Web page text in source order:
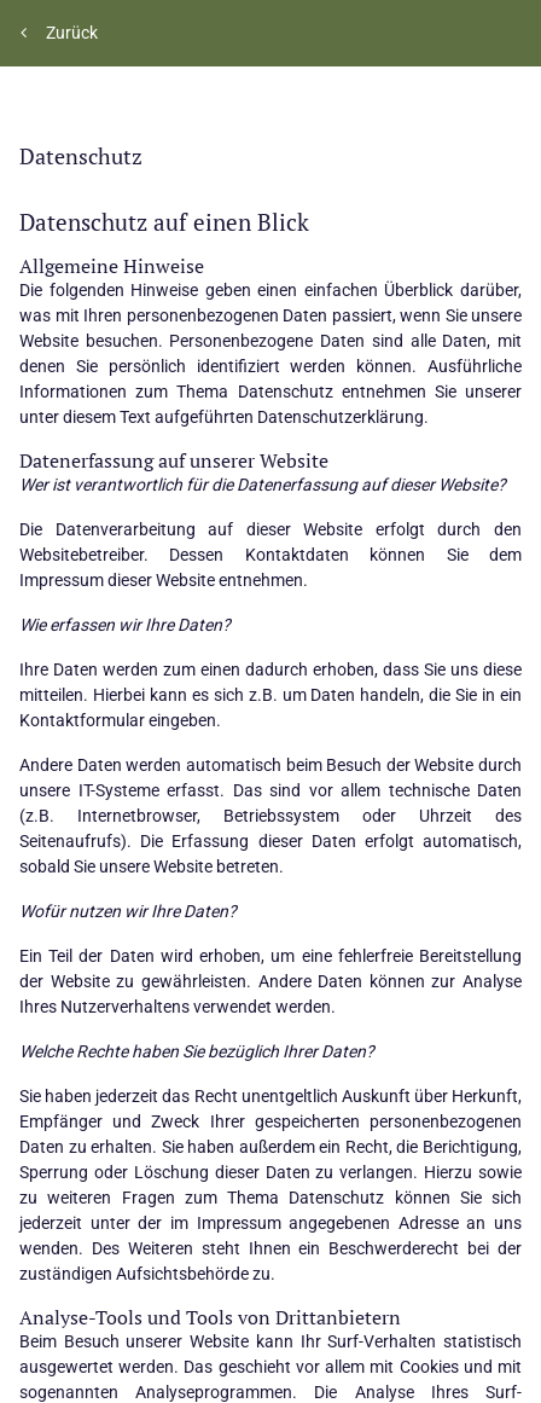
Zurück
Datenschutz
Datenschutz auf einen Blick
Allgemeine Hinweise
Die folgenden Hinweise geben einen einfachen Überblick darüber,
was mit Ihren personenbezogenen Daten passiert, wenn Sie unsere
Website besuchen. Personenbezogene Daten sind alle Daten, mit
denen Sie persönlich identifiziert werden können. Ausführliche
Informationen zum Thema Datenschutz entnehmen Sie unserer
unter diesem Text aufgeführten Datenschutzerklärung.
Datenerfassung auf unserer Website
Wer ist verantwortlich für die Datenerfassung auf dieser Website?
Die Datenverarbeitung auf dieser Website erfolgt durch den
Websitebetreiber. Dessen Kontaktdaten können Sie dem
Impressum dieser Website entnehmen.
Wie erfassen wir Ihre Daten?
Ihre Daten werden zum einen dadurch erhoben, dass Sie uns diese
mitteilen. Hierbei kann es sich z.B. um Daten handeln, die Sie in ein
Kontaktformular eingeben.
Andere Daten werden automatisch beim Besuch der Website durch
unsere IT-Systeme erfasst. Das sind vor allem technische Daten
(z.B. Internetbrowser, Betriebssystem oder Uhrzeit des
Seitenaufrufs). Die Erfassung dieser Daten erfolgt automatisch,
sobald Sie unsere Website betreten.
Wofür nutzen wir Ihre Daten?
Ein Teil der Daten wird erhoben, um eine fehlerfreie Bereitstellung
der Website zu gewährleisten. Andere Daten können zur Analyse
Ihres Nutzerverhaltens verwendet werden.
Welche Rechte haben Sie bezüglich Ihrer Daten?
Sie haben jederzeit das Recht unentgeltlich Auskunft über Herkunft,
Empfänger und Zweck Ihrer gespeicherten personenbezogenen
Daten zu erhalten. Sie haben außerdem ein Recht, die Berichtigung,
Sperrung oder Löschung dieser Daten zu verlangen. Hierzu sowie
zu weiteren Fragen zum Thema Datenschutz können Sie sich
jederzeit unter der im Impressum angegebenen Adresse an uns
wenden. Des Weiteren steht Ihnen ein Beschwerderecht bei der
zuständigen Aufsichtsbehörde zu.
Analyse-Tools und Tools von Drittanbietern
Beim Besuch unserer Website kann Ihr Surf-Verhalten statistisch
ausgewertet werden. Das geschieht vor allem mit Cookies und mit
sogenannten Analyseprogrammen. Die Analyse Ihres Surf-